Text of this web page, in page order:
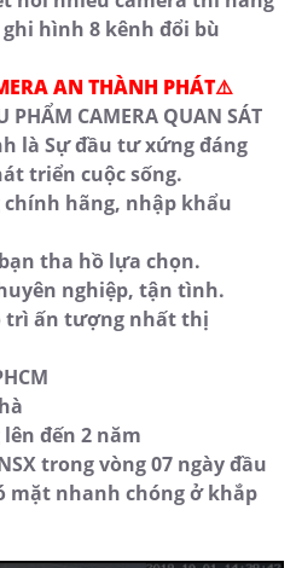
hình 8 kênh đổi bù
AN THÀNH PHÁT⚠️
PHẨM CAMERA QUAN SÁT
là Sự đầu tư xứng đáng
triển cuộc sống.
chính hãng, nhập khẩu
tha hồ lựa chọn.
nghiệp, tận tình.
trì ấn tượng nhất thị
đến 2 năm
trong vòng 07 ngày đầu
mặt nhanh chóng ở khắp